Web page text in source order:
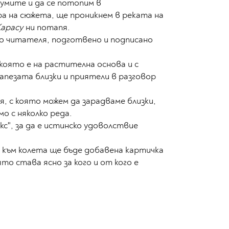
и да се потопим в
на сюжета, ще проникнем в реката на
ни потапя.
читателя, подготвено и подписано
е на растителна основа и с
близки и приятели в разговор
, с която можем да зарадваме близки,
с няколко реда.
за да е истинско удоволствие
колета ще бъде добавена картичка
става ясно за кого и от кого е